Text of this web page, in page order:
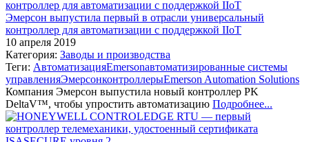
Эмерсон выпустила первый в отрасли универсальный
контроллер для автоматизации с поддержкой IIoT
10 апреля 2019
Категория: Заводы и производства
Теги: АвтоматизацияEmersonавтоматизированные системы
управленияЭмерсонконтроллерыEmerson Automation Solutions
Компания Эмерсон выпустила новый контроллер PK
DeltaV™, чтобы упростить автоматизацию Подробнее...